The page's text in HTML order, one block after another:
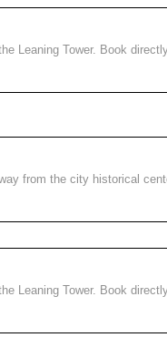
Leaning Tower. Book
from the city historical
Leaning Tower. Book